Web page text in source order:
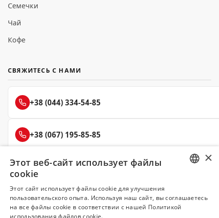
Семечки
Чай
Кофе
СВЯЖИТЕСЬ С НАМИ
+38 (044) 334-54-85
+38 (067) 195-85-85
+38 (050) 145-85-45
Делюкс
UKRAINIAN
×
Этот веб-сайт использует файлы
cookie
Этот сайт использует файлы cookie для улучшения
пользовательского опыта. Используя наш сайт, вы соглашаетесь
на все файлы cookie в соответствии с нашей Политикой
использования файлов cookie.